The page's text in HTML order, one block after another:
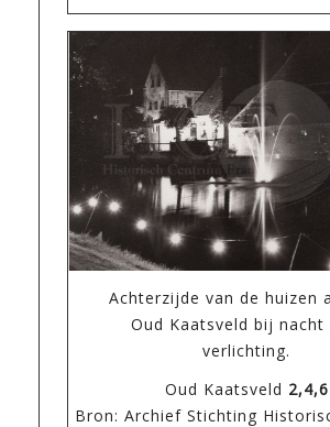
Achterzijde van de huizen
Oud Kaatsveld bij nacht
verlichting.
Oud Kaatsveld 2,4,6
Bron: Archief Stichting